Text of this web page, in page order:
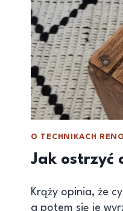
O TECHNIKACH
Jak ostrzyć
Krąży opinia, że
a potem się je